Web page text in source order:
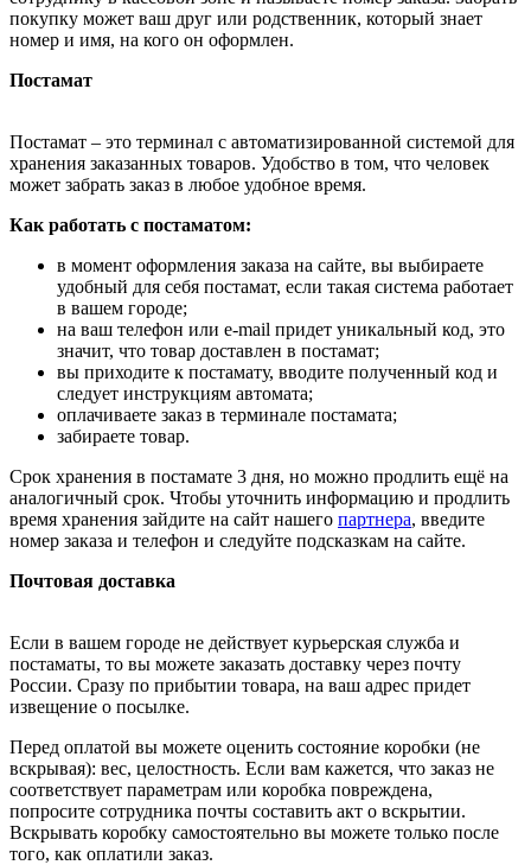
покупку может ваш друг или родственник, который знает
номер и имя, на кого он оформлен.
Постамат
Постамат – это терминал с автоматизированной системой для
хранения заказанных товаров. Удобство в том, что человек
может забрать заказ в любое удобное время.
Как работать с постаматом:
в момент оформления заказа на сайте, вы выбираете
удобный для себя постамат, если такая система работает
в вашем городе;
на ваш телефон или e-mail придет уникальный код, это
значит, что товар доставлен в постамат;
вы приходите к постамату, вводите полученный код и
следует инструкциям автомата;
оплачиваете заказ в терминале постамата;
забираете товар.
Срок хранения в постамате 3 дня, но можно продлить ещё на
аналогичный срок. Чтобы уточнить информацию и продлить
время хранения зайдите на сайт нашего партнера, введите
номер заказа и телефон и следуйте подсказкам на сайте.
Почтовая доставка
Если в вашем городе не действует курьерская служба и
постаматы, то вы можете заказать доставку через почту
России. Сразу по прибытии товара, на ваш адрес придет
извещение о посылке.
Перед оплатой вы можете оценить состояние коробки (не
вскрывая): вес, целостность. Если вам кажется, что заказ не
соответствует параметрам или коробка повреждена,
попросите сотрудника почты составить акт о вскрытии.
Вскрывать коробку самостоятельно вы можете только после
того, как оплатили заказ.